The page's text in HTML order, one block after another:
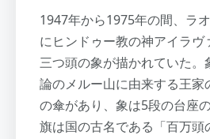
1947年から1975年の間、ラ
にヒンドゥー教の神アイラ
三つ頭の象が描かれていた。
論のメルー山に由来する王家
の傘があり、象は5段の台座
旗は国の古名である「百万頭